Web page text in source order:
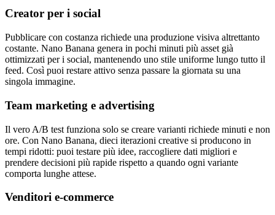
Creator per i social
Pubblicare con costanza richiede una produzione visiva altrettanto
costante. Nano Banana genera in pochi minuti più asset già
ottimizzati per i social, mantenendo uno stile uniforme lungo tutto il
feed. Così puoi restare attivo senza passare la giornata su una
singola immagine.
Team marketing e advertising
Il vero A/B test funziona solo se creare varianti richiede minuti e non
ore. Con Nano Banana, dieci iterazioni creative si producono in
tempi ridotti: puoi testare più idee, raccogliere dati migliori e
prendere decisioni più rapide rispetto a quando ogni variante
comporta lunghe attese.
Venditori e‑commerce